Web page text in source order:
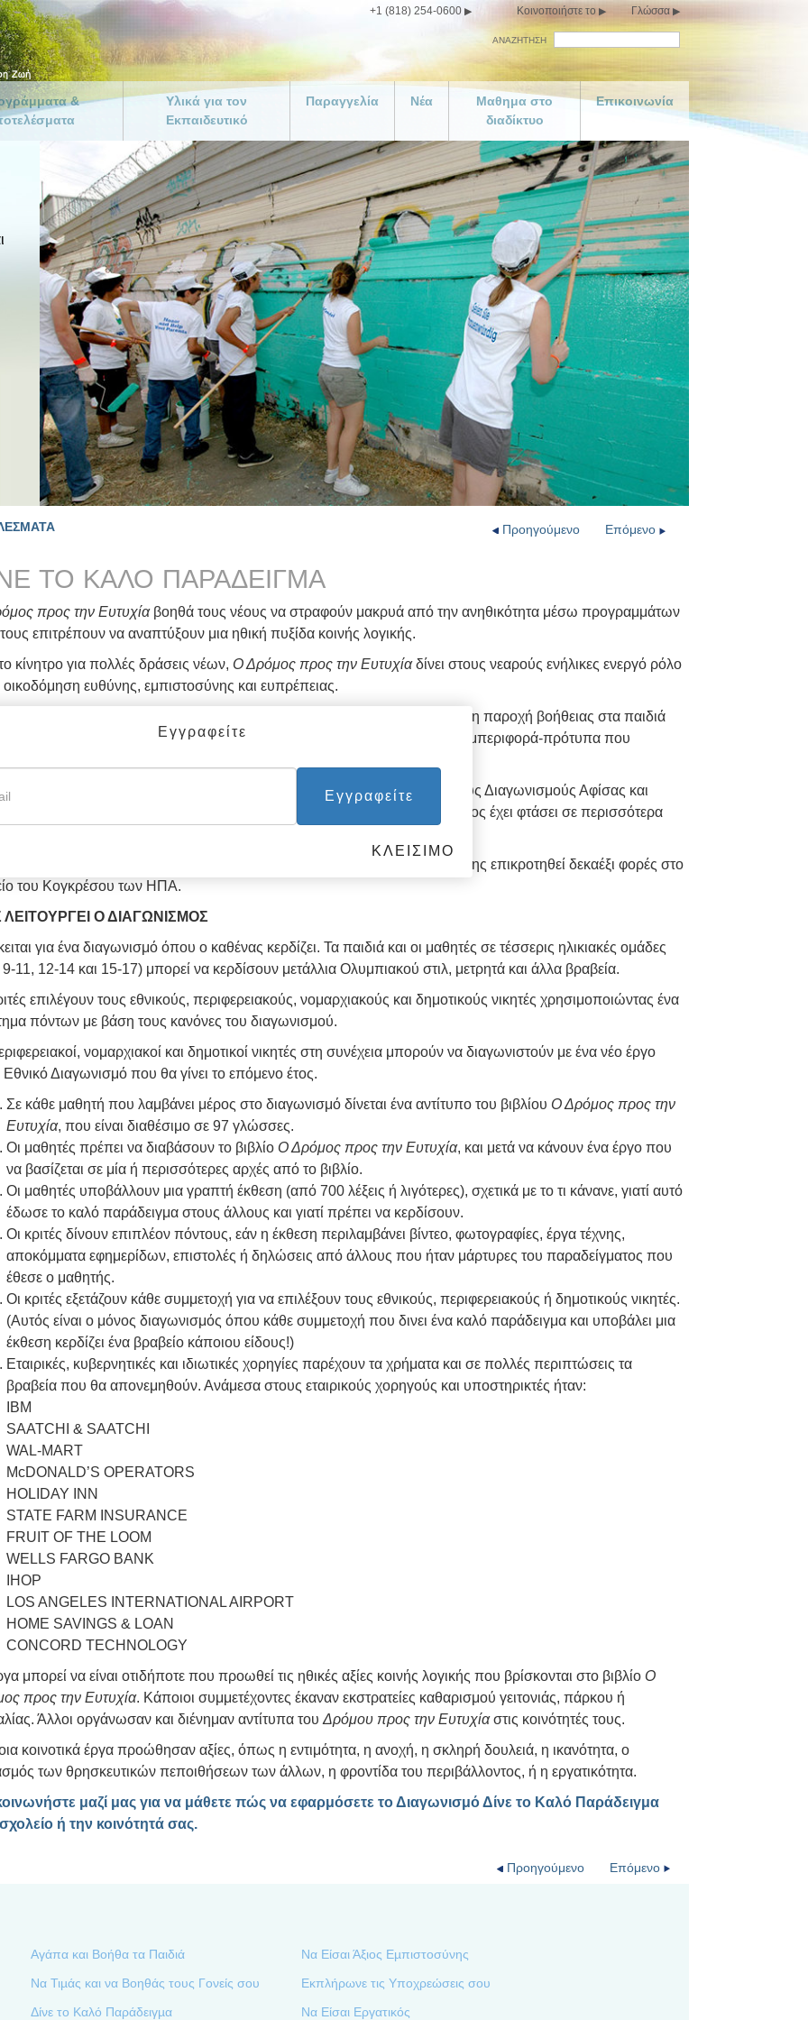
+1 (818) 254-0600 Κοινοποιήστε το Γλώσσα
ΑΝΑΖΗΤΗΣΗ
&
για την
Ομάδες
Καλό Παράδειγµα
απ' Όλο τον
Υλικά για τον
Εκπαιδευτικό
Καλώς Ήρθατε
Εκπαιδευτικοί και Δάσκαλοι
Βοηθητικό Πακέτο για τον
Εκπαιδευτικό
Υλικά του Οδηγού για τον
Εκπαιδευτικό που
Μπορείτε να Κατεβάσετε
Αποτελέσματα από Σχολεία
Παραγγελία
Δρόμο προς την Ευτυχίαμε
δικό σας εξώφυλλο
Παραγγείλτε τα Υλικά
Δωρεές
Νέα
Μαθημα στο
διαδίκτυο
Επικοινωνία
Επόμενο
Προηγούμενο
ΤΟ ΚΑΛΟ ΠΑΡΑΔΕΙΓΜΑ
προς την Ευτυχίαβοηθά τους νέους να στραφούν μακρυά από την ανηθικότητα μέσω προγραμμάτων
επιτρέπουν να αναπτύξουν μια ηθική πυξίδα κοινής λογικής.
κίνητρο για πολλές δράσεις νέων, Ο Δρόμος προς την Ευτυχίαδίνει στους νεαρούς ενήλικες ενεργό ρόλο
οικοδόμηση ευθύνης, εμπιστοσύνης και ευπρέπειας.
σημαντική δραστηριότητα του Ιδρύματος Ο Δρόμος προς την Ευτυχία είναι η παροχή βοήθειας στα παιδιά
ηλικίας να αναπτύξουν θετικά πρότυπα για τη σωστή και τη λάθος συμπεριφορά-πρότυπα που
το Ίδρυμα Ο Δρόμος προς την Ευτυχία διαχειρίζεται πολλούς Νεανικούς Διαγωνισμούς Αφίσας και
ο μεγαλύτερος είναι ο Διαγωνισμός Δίνε το Καλό Παράδειγμα, ο οποίος έχει φτάσει σε περισσότερα
αυτό, αλλά ο εθνικός Διαγωνισμός Δίνε το Καλό Παράδειγμα έχει επίσης επικροτηθεί δεκαέξι φορές στο
του Κογκρέσου των ΗΠΑ.
ΛΕΙΤΟΥΡΓΕΙ Ο ΔΙΑΓΩΝΙΣΜΟΣ
για ένα διαγωνισμό όπου ο καθένας κερδίζει. Τα παιδιά και οι μαθητές σε τέσσερις ηλικιακές ομάδες
11, 12-14 και 15-17) μπορεί να κερδίσουν μετάλλια Ολυμπιακού στιλ, μετρητά και άλλα βραβεία.
επιλέγουν τους εθνικούς, περιφερειακούς, νομαρχιακούς και δημοτικούς νικητές χρησιμοποιώντας ένα
πόντων με βάση τους κανόνες του διαγωνισμού.
νομαρχιακοί και δημοτικοί νικητές στη συνέχεια μπορούν να διαγωνιστούν με ένα νέο έργο
Εθνικό Διαγωνισμό που θα γίνει το επόμενο έτος.
Σε κάθε μαθητή που λαμβάνει μέρος στο διαγωνισμό δίνεται ένα αντίτυπο του βιβλίου Ο Δρόμος προς την
Ευτυχία, που είναι διαθέσιμο σε 97 γλώσσες.
Οι μαθητές πρέπει να διαβάσουν το βιβλίο Ο Δρόμος προς την Ευτυχία, και μετά να κάνουν ένα έργο που
να βασίζεται σε μία ή περισσότερες αρχές από το βιβλίο.
Οι μαθητές υποβάλλουν μια γραπτή έκθεση (από 700 λέξεις ή λιγότερες), σχετικά με το τι κάνανε, γιατί αυτό
έδωσε το καλό παράδειγμα στους άλλους και γιατί πρέπει να κερδίσουν.
Οι κριτές δίνουν επιπλέον πόντους, εάν η έκθεση περιλαμβάνει βίντεο, φωτογραφίες, έργα τέχνης,
αποκόμματα εφημερίδων, επιστολές ή δηλώσεις από άλλους που ήταν μάρτυρες του παραδείγματος που
έθεσε ο μαθητής.
Οι κριτές εξετάζουν κάθε συμμετοχή για να επιλέξουν τους εθνικούς, περιφερειακούς ή δημοτικούς νικητές.
(Αυτός είναι ο μόνος διαγωνισμός όπου κάθε συμμετοχή που δινει ένα καλό παράδειγμα και υποβάλει μια
έκθεση κερδίζει ένα βραβείο κάποιου είδους!)
Εταιρικές, κυβερνητικές και ιδιωτικές χορηγίες παρέχουν τα χρήματα και σε πολλές περιπτώσεις τα
βραβεία που θα απονεμηθούν. Ανάμεσα στους εταιρικούς χορηγούς και υποστηρικτές ήταν:
IBM
SAATCHI & SAATCHI
WAL-MART
McDONALD’S OPERATORS
HOLIDAY INN
STATE FARM INSURANCE
FRUIT OF THE LOOM
WELLS FARGO BANK
IHOP
LOS ANGELES INTERNATIONAL AIRPORT
HOME SAVINGS & LOAN
CONCORD TECHNOLOGY
μπορεί να είναι οτιδήποτε που προωθεί τις ηθικές αξίες κοινής λογικής που βρίσκονται στο βιβλίο Ο
προς την Ευτυχία. Κάποιοι συμμετέχοντες έκαναν εκστρατείες καθαρισμού γειτονιάς, πάρκου ή
Άλλοι οργάνωσαν και διένημαν αντίτυπα του Δρόμου προς την Ευτυχίαστις κοινότητές τους.
κοινοτικά έργα προώθησαν αξίες, όπως η εντιμότητα, η ανοχή, η σκληρή δουλειά, η ικανότητα, ο
των θρησκευτικών πεποιθήσεων των άλλων, η φροντίδα του περιβάλλοντος, ή η εργατικότητα.
μαζί μας για να μάθετε πώς να εφαρμόσετε το Διαγωνισμό Δίνε το Καλό Παράδειγμα
ή την κοινότητά σας.
Επόμενο
Προηγούμενο
Εγγραφείτε
Εγγραφείτε
ΚΛΕΙΣΙΜΟ
Αγάπα και Βοήθα τα Παιδιά
Να Τιµάς και να Βοηθάς τους Γονείς σου
Δίνε το Καλό Παράδειγµα
Να Είσαι Άξιος Εµπιστοσύνης
Εκπλήρωνε τις Υποχρεώσεις σου
Να Είσαι Εργατικός